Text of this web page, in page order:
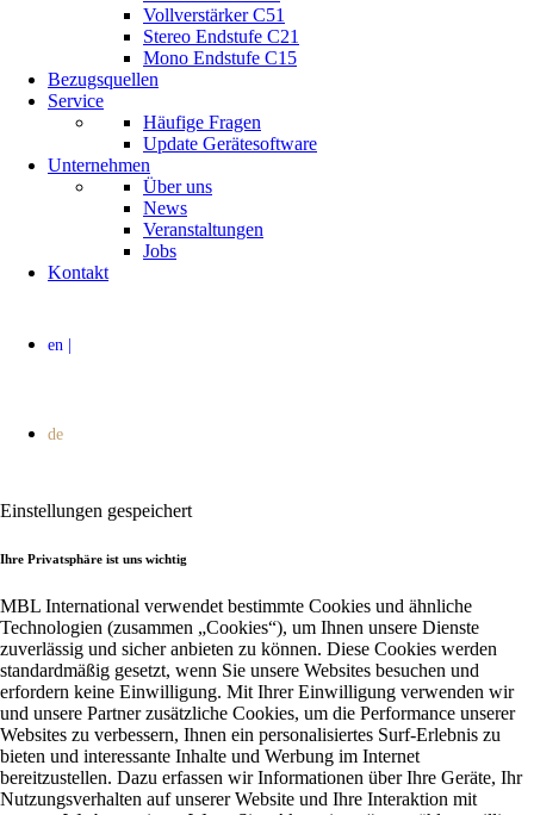
Vollverstärker C51
Stereo Endstufe C21
Mono Endstufe C15
Bezugsquellen
Service
Häufige Fragen
Update Gerätesoftware
Unternehmen
Über uns
News
Veranstaltungen
Jobs
Kontakt
Einstellungen gespeichert
Ihre Privatsphäre ist uns wichtig
MBL International verwendet bestimmte Cookies und ähnliche
Technologien (zusammen „Cookies“), um Ihnen unsere Dienste
zuverlässig und sicher anbieten zu können. Diese Cookies werden
standardmäßig gesetzt, wenn Sie unsere Websites besuchen und
erfordern keine Einwilligung. Mit Ihrer Einwilligung verwenden wir
und unsere Partner zusätzliche Cookies, um die Performance unserer
Websites zu verbessern, Ihnen ein personalisiertes Surf-Erlebnis zu
bieten und interessante Inhalte und Werbung im Internet
bereitzustellen. Dazu erfassen wir Informationen über Ihre Geräte, Ihr
Nutzungsverhalten auf unserer Website und Ihre Interaktion mit